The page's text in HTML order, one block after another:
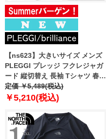
【ns623】大きいサイズ メンズ
PLEGGI プレッジ フクレジャガ
ード 縦切替え 長袖 Tシャツ 春夏
新作 66-13198-2 【fre】
定価 ￥5,489(税込)
￥5,210(税込)